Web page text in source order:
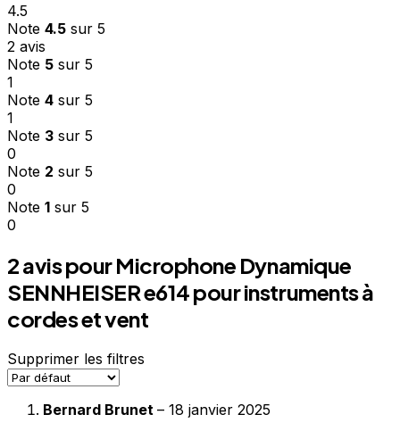
4.5
Note 4.5 sur 5
2 avis
Note 5 sur 5
1
Note 4 sur 5
1
Note 3 sur 5
0
Note 2 sur 5
0
Note 1 sur 5
0
2 avis pourMicrophone Dynamique
SENNHEISER e614 pour instruments à
cordes et vent
Supprimer les filtres
Bernard Brunet – 18 janvier 2025